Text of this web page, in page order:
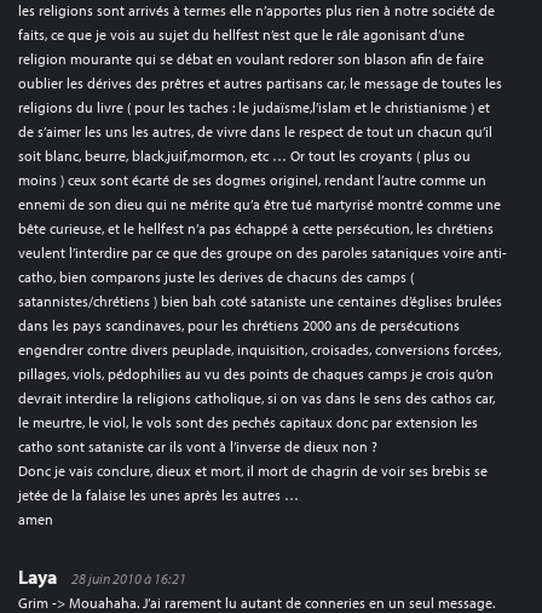
les religions sont arrivés à termes elle n’apportes plus rien à notre société de
faits, ce que je vois au sujet du hellfest n’est que le râle agonisant d’une
religion mourante qui se débat en voulant redorer son blason afin de faire
oublier les dérives des prêtres et autres partisans car, le message de toutes les
religions du livre ( pour les taches : le judaïsme,l’islam et le christianisme ) et
de s’aimer les uns les autres, de vivre dans le respect de tout un chacun qu’il
soit blanc, beurre, black,juif,mormon, etc … Or tout les croyants ( plus ou
moins ) ceux sont écarté de ses dogmes originel, rendant l’autre comme un
ennemi de son dieu qui ne mérite qu’a être tué martyrisé montré comme une
bête curieuse, et le hellfest n’a pas échappé à cette persécution, les chrétiens
veulent l’interdire par ce que des groupe on des paroles sataniques voire anti-
catho, bien comparons juste les derives de chacuns des camps (
satannistes/chrétiens ) bien bah coté sataniste une centaines d’églises brulées
dans les pays scandinaves, pour les chrétiens 2000 ans de persécutions
engendrer contre divers peuplade, inquisition, croisades, conversions forcées,
pillages, viols, pédophilies au vu des points de chaques camps je crois qu’on
devrait interdire la religions catholique, si on vas dans le sens des cathos car,
le meurtre, le viol, le vols sont des pechés capitaux donc par extension les
catho sont sataniste car ils vont à l’inverse de dieux non ?
Donc je vais conclure, dieux et mort, il mort de chagrin de voir ses brebis se
jetée de la falaise les unes après les autres …
amen
Laya
28 juin 2010 à 16:21
Grim -> Mouahaha. J’ai rarement lu autant de conneries en un seul message.